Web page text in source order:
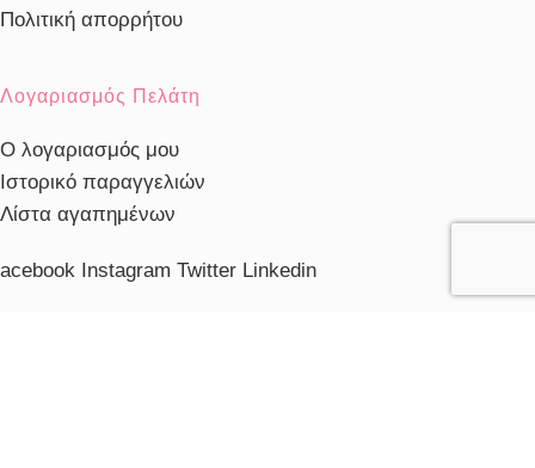
Πολιτική απορρήτου
Λογαριασμός Πελάτη
Ο λογαριασμός μου
Ιστορικό παραγγελιών
Λίστα αγαπημένων
Instagram Twitter Linkedin